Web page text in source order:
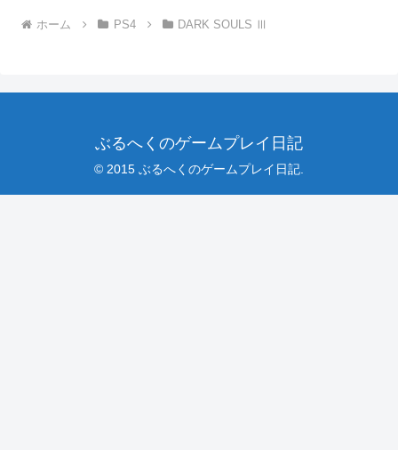
ホーム PS4 DARK SOULS Ⅲ
ぶるへくのゲームプレイ日記
© 2015 ぶるへくのゲームプレイ日記.